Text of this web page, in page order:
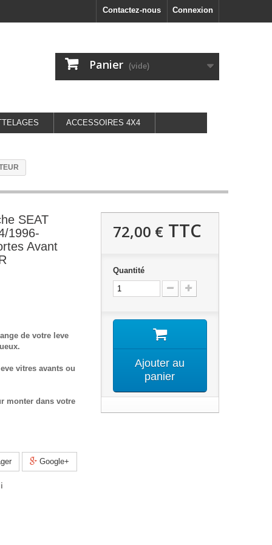
Connexion
Contactez-nous
Panier (vide)
ACCESSOIRES 4X4
SEAT
1996-
Avant
de votre leve
vitres avants ou
monter dans votre
Google+
72,00 €TTC
Quantité
Ajouter au
panier